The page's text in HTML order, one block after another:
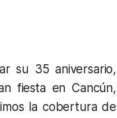
su 35 aniversario,
fiesta en Cancún,
la cobertura de